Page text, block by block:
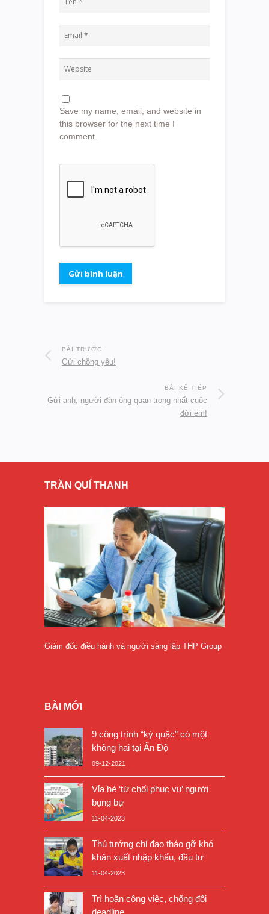
Save my name, email, and website in
this browser for the next time I
comment.
BÀI TRƯỚC
Gửi chồng yêu!
BÀI KẾ TIẾP
Gửi anh, người đàn ông quan trọng nhất cuộc
đời em!
TRẦN QUÍ THANH
Giám đốc điều hành và người sáng lập THP Group
BÀI MỚI
9 công trình “kỳ quặc” có một
không hai tại Ấn Độ
09-12-2021
Vỉa hè ‘từ chối phục vụ’ người
bụng bự
11-04-2023
Thủ tướng chỉ đạo tháo gỡ khó
khăn xuất nhập khẩu, đầu tư
11-04-2023
Trì hoãn công việc, chống đối